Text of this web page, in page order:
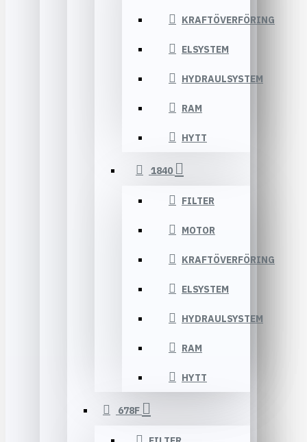
KRAFTÖVERFÖRING
ELSYSTEM
HYDRAULSYSTEM
RAM
HYTT
1840
FILTER
MOTOR
KRAFTÖVERFÖRING
ELSYSTEM
HYDRAULSYSTEM
RAM
HYTT
678F